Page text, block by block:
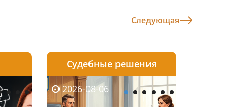
Следующая
2026-08-05 2026-08-05
2026-08-03 2026-08-03
2026-08-06 2026-08-06
Судебные решения
2026-08-06